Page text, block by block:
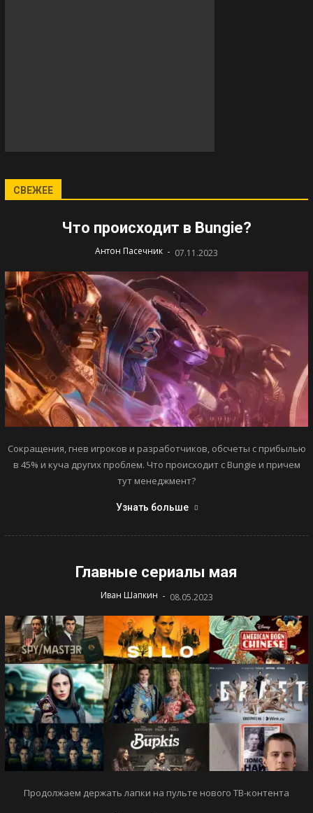
СВЕЖЕЕ
Что происходит в Bungie?
Антон Пасечник - 07.11.2023
Сокращения, гнев игроков и разработчиков, обсчеты с прибылью
в 45% и куча других проблем. Что происходит с Bungie и причем
тут менеджмент?
Узнать больше
Главные сериалы мая
Иван Шапкин - 08.05.2023
Продолжаем держать лапки на пульте нового ТВ-контента